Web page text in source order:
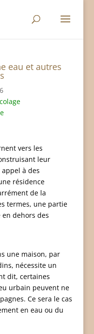
eau et autres
vers les
leur
à des
résidence
de la
termes, une partie
dehors des
une maison, par
nécessite un
dit, certaines
urbain peuvent ne
Ce sera le cas
en eau ou du